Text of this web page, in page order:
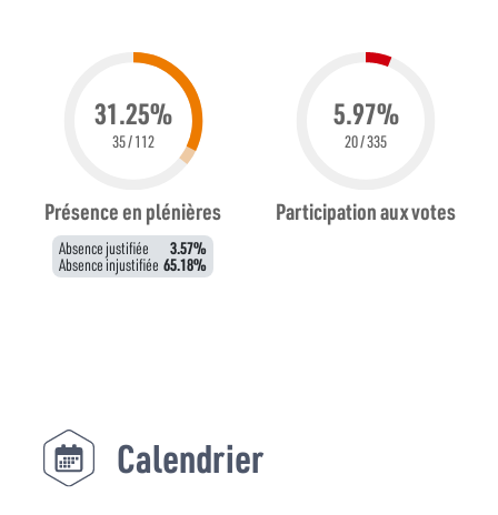
31.25%
35 / 112
Présence en plénières
Absence justifiée 3.57%
Absence injustifiée 65.18%
5.97%
20 / 335
Participation aux votes
Calendrier